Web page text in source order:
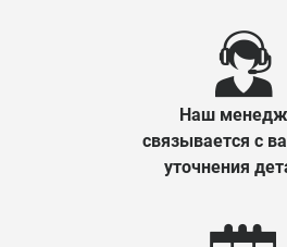
Наш
связывается с
уточнения